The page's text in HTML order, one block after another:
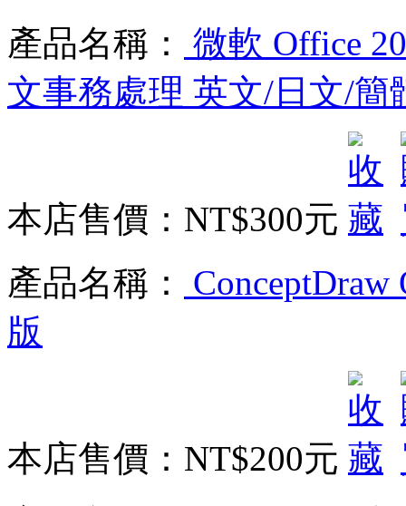
產品名稱：
微軟 Office
文事務處理 英文/日文/
本店售價： NT$300元
產品名稱：
版
本店售價： NT$200元